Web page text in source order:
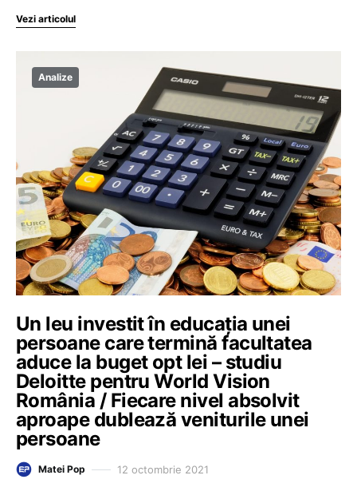
Vezi articolul
Analize
Un leu investit în educația unei
persoane care termină facultatea
aduce la buget opt lei – studiu
Deloitte pentru World Vision
România / Fiecare nivel absolvit
aproape dublează veniturile unei
persoane
Matei Pop 12 octombrie 2021